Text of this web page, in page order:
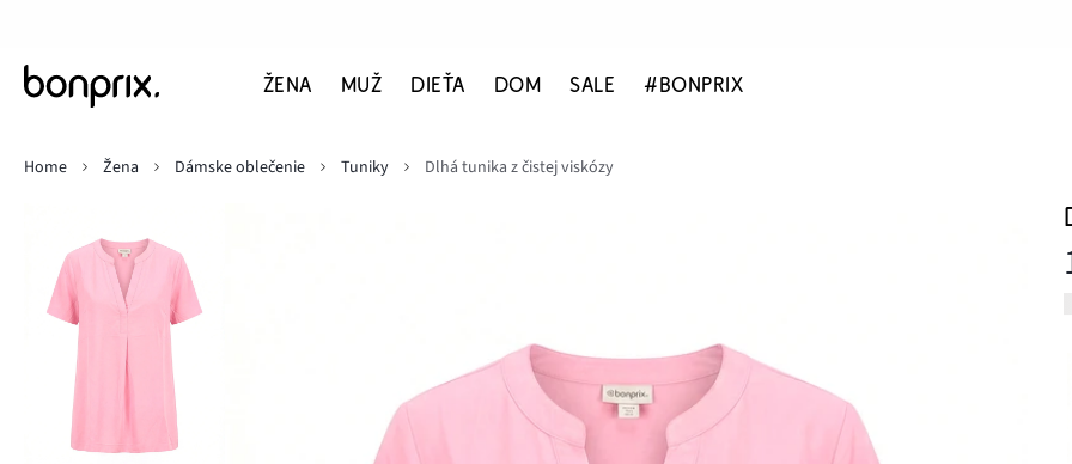
ŽENA MUŽ DIEŤA DOM SALE #BONPRIX
Home
Žena Dámske oblečenie Tuniky Dlhá tunika z čistej viskózy